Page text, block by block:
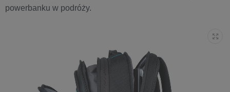
powerbanku w podróży.